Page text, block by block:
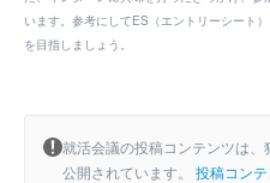
います。参考にしてES（エントリーシート
を目指しましょう。
就活会議の投稿コンテンツは
公開されています。 投稿コン